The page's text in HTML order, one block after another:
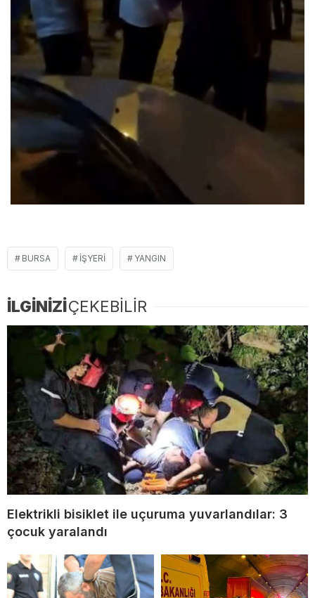
BURSA IŞYERI YANGIN
İLGİNİZİÇEKEBİLİR
Elektrikli bisiklet ile uçuruma yuvarlandılar: 3
çocuk yaralandı